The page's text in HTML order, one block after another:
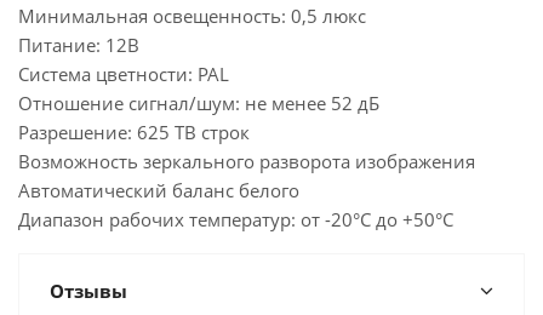
Минимальная освещенность: 0,5 люкс
Питание: 12В
Система цветности: PAL
Отношение сигнал/шум: не менее 52 дБ
Разрешение: 625 ТВ строк
Возможность зеркального разворота изображения
Автоматический баланс белого
Диапазон рабочих температур: от -20°С до +50°С
Отзывы